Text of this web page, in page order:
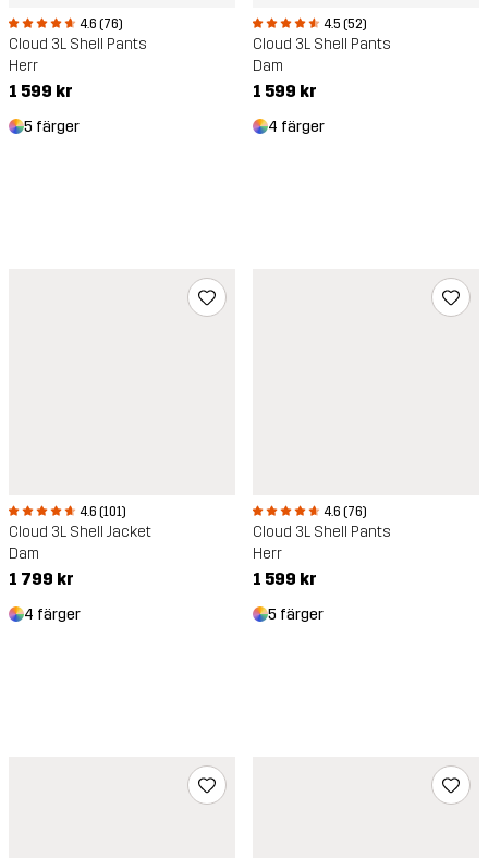
4.6 (76)
Cloud 3L Shell Pants
Herr
1 599 kr
5 färger
4.5 (52)
Cloud 3L Shell Pants
Dam
1 599 kr
4 färger
4.6 (101)
Cloud 3L Shell Jacket
Dam
1 799 kr
4 färger
4.6 (76)
Cloud 3L Shell Pants
Herr
1 599 kr
5 färger